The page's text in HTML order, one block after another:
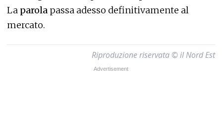
La parola passa adesso definitivamente al
mercato.
Riproduzione riservata © il Nord Est